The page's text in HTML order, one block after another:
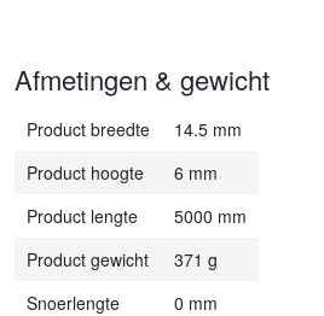
Afmetingen & gewicht
Product breedte
14.5 mm
Product hoogte
6 mm
Product lengte
5000 mm
Product gewicht
371 g
Snoerlengte
0 mm